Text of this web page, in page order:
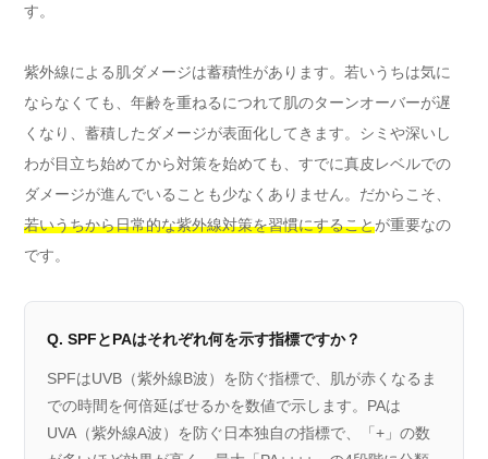
す。
紫外線による肌ダメージは蓄積性があります。若いうちは気に
ならなくても、年齢を重ねるにつれて肌のターンオーバーが遅
くなり、蓄積したダメージが表面化してきます。シミや深いし
わが目立ち始めてから対策を始めても、すでに真皮レベルでの
ダメージが進んでいることも少なくありません。だからこそ、
若いうちから日常的な紫外線対策を習慣にすることが重要なの
です。
Q. SPFとPAはそれぞれ何を示す指標ですか？
SPFはUVB（紫外線B波）を防ぐ指標で、肌が赤くなるま
での時間を何倍延ばせるかを数値で示します。PAは
UVA（紫外線A波）を防ぐ日本独自の指標で、「+」の数